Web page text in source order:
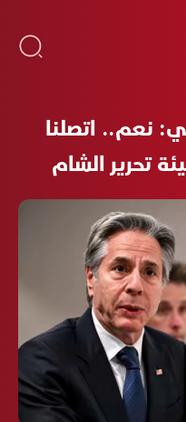
نعم.. اتصلنا
تحرير الشام